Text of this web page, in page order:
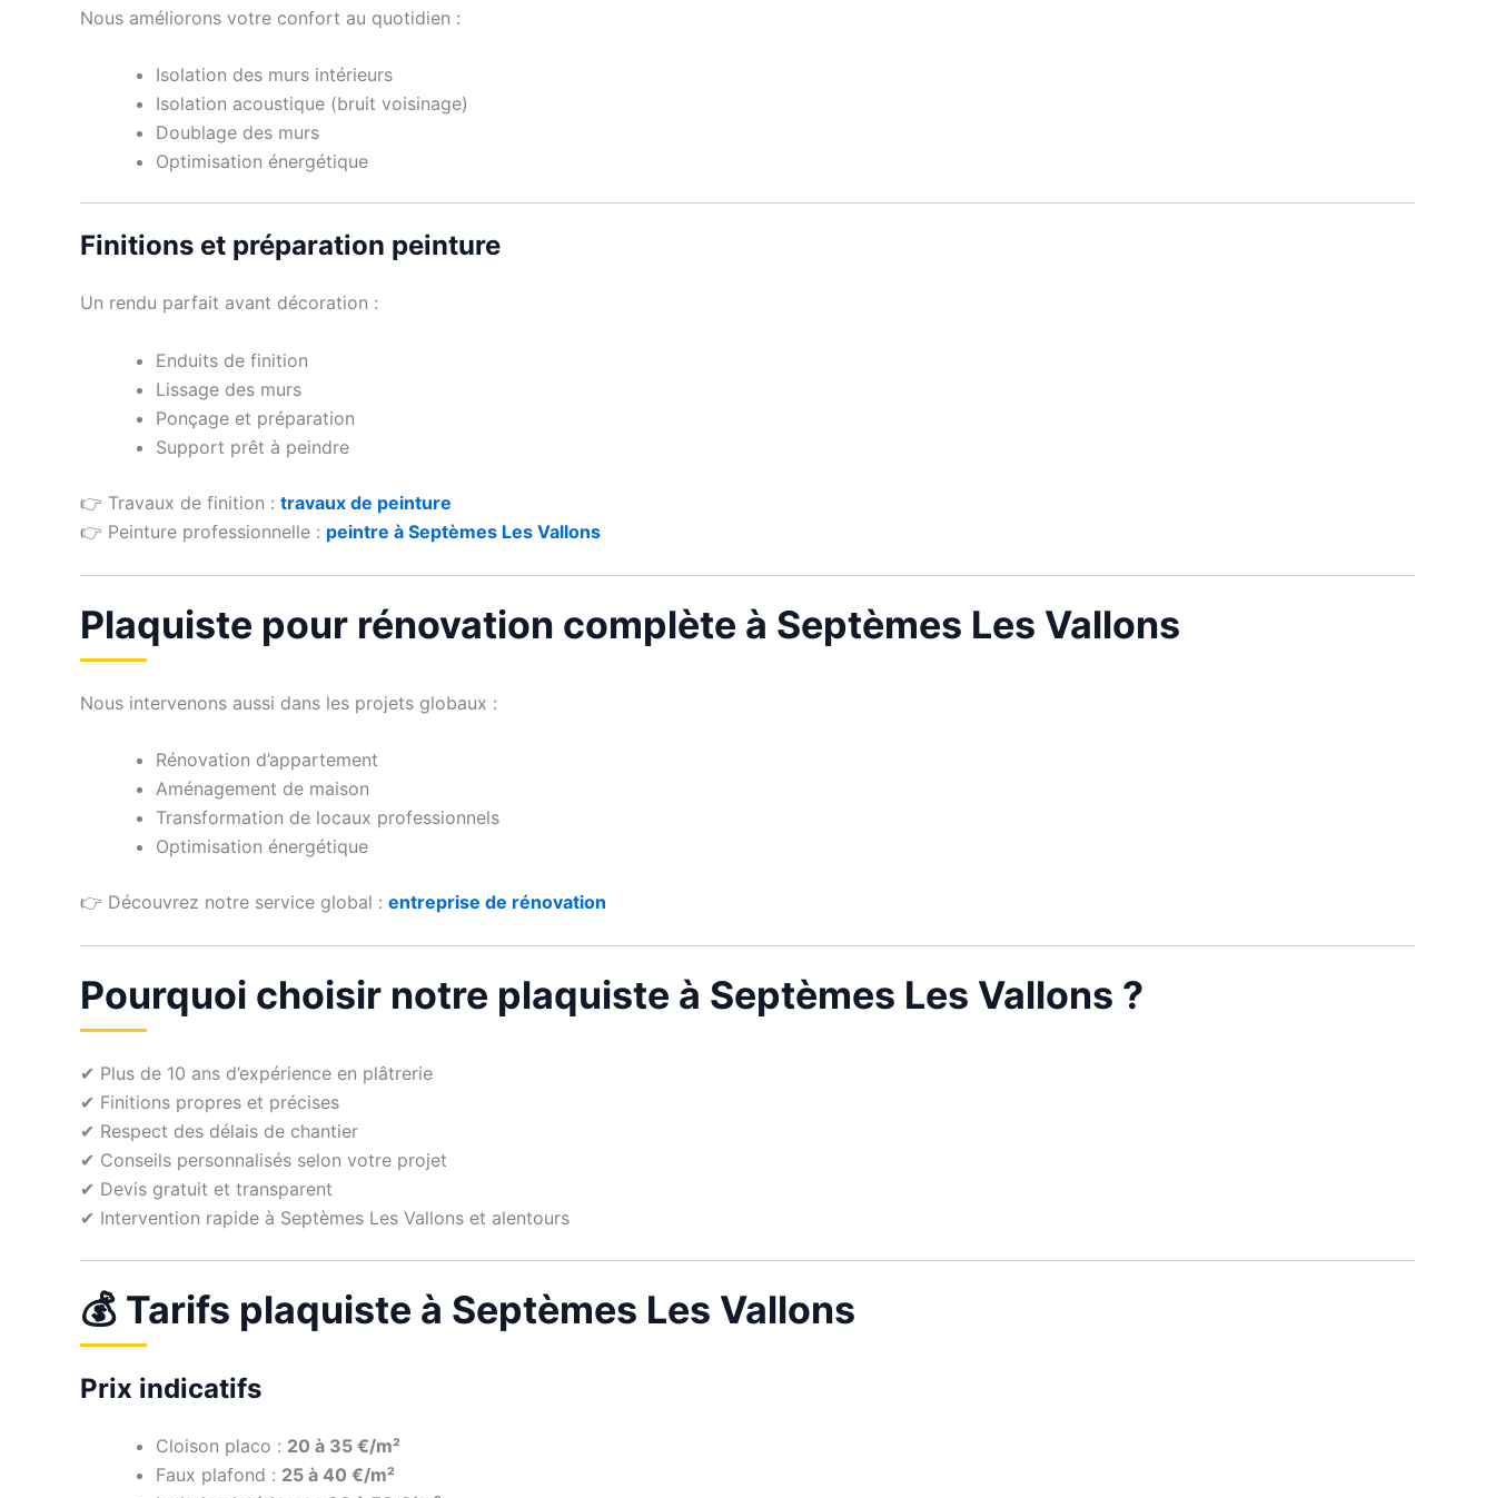
Nous améliorons votre confort au quotidien :
Isolation des murs intérieurs
Isolation acoustique (bruit voisinage)
Doublage des murs
Optimisation énergétique
Finitions et préparation peinture
Un rendu parfait avant décoration :
Enduits de finition
Lissage des murs
Ponçage et préparation
Support prêt à peindre
👉 Travaux de finition : travaux de peinture
👉 Peinture professionnelle : peintre à Septèmes Les Vallons
Plaquiste pour rénovation complète à Septèmes Les Vallons
Nous intervenons aussi dans les projets globaux :
Rénovation d’appartement
Aménagement de maison
Transformation de locaux professionnels
Optimisation énergétique
👉 Découvrez notre service global : entreprise de rénovation
Pourquoi choisir notre plaquiste à Septèmes Les Vallons ?
✔ Plus de 10 ans d’expérience en plâtrerie
✔ Finitions propres et précises
✔ Respect des délais de chantier
✔ Conseils personnalisés selon votre projet
✔ Devis gratuit et transparent
✔ Intervention rapide à Septèmes Les Vallons et alentours
💰 Tarifs plaquiste à Septèmes Les Vallons
Prix indicatifs
Cloison placo : 20 à 35 €/m²
Faux plafond : 25 à 40 €/m²